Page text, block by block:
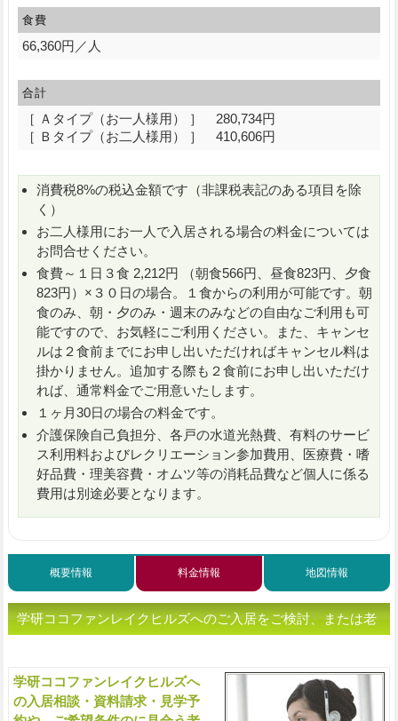
食費
66,360円／人
合計
［ Ａタイプ（お一人様用） ］ 280,734円
［ Ｂタイプ（お二人様用） ］ 410,606円
消費税8%の税込金額です（非課税表記のある項目を除
く）
お二人様用にお一人で入居される場合の料金については
お問合せください。
食費～１日３食 2,212円 （朝食566円、昼食823円、夕食
823円）×３０日の場合。１食からの利用が可能です。朝
食のみ、朝・夕のみ・週末のみなどの自由なご利用も可
能ですので、お気軽にご利用ください。また、キャンセ
ルは２食前までにお申し出いただければキャンセル料は
掛かりません。追加する際も２食前にお申し出いただけ
れば、通常料金でご用意いたします。
１ヶ月30日の場合の料金です。
介護保険自己負担分、各戸の水道光熱費、有料のサービ
ス利用料およびレクリエーション参加費用、医療費・嗜
好品費・理美容費・オムツ等の消耗品費など個人に係る
費用は別途必要となります。
概要情報 料金情報 地図情報
学研ココファンレイクヒルズへのご入居をご検討、または老
学研ココファンレイクヒルズへ
の入居相談・資料請求・見学予